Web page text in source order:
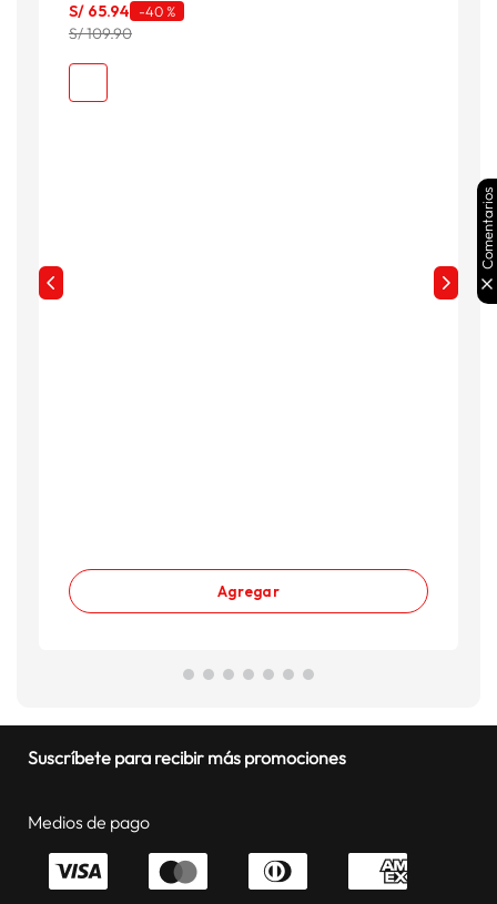
S/ 65.94 -40 %
S/ 109.90
Agregar
Suscríbete para recibir más promociones
Medios de pago
Comentarios